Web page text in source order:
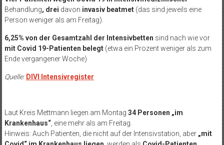
Behandlung, drei davon invasiv beatmet (das sind jeweils eine
Person weniger als am Freitag).
6,25% von der Gesamtzahl der Intensivbetten sind nach wie vor
mit Covid 19-Patienten belegt (etwa ein Prozent weniger als zum
Ende vergangener Woche)
Quelle: DIVI Intensivregister
Laut Kreis Mettmann liegen am Montag 34 Personen „im
Krankenhaus“, eine mehr als am Freitag.
Hinweis: Auch Patienten, die nicht auf der Intensivstation, aber „mit